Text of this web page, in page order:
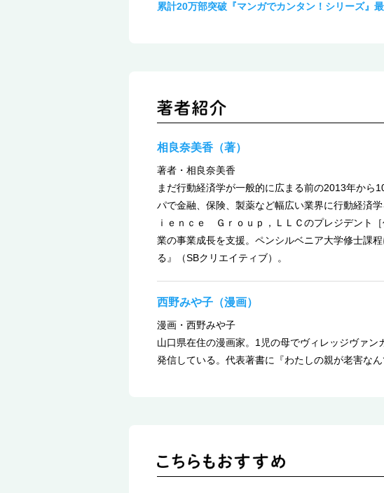
累計20万部突破『マンガでカンタン！シリーズ』
相良奈美香（著）
著者・相良奈美香
まだ行動経済学が一般的に広まる前の2013年から
パで金融、保険、製薬など幅広い業界に行動経済
ｉｅｎｃｅ Ｇｒｏｕｐ，ＬＬＣのプレジデント
業の事業成長を支援。ペンシルベニア大学修士課
る』（SBクリエイティブ）。
西野みや子（漫画）
漫画・西野みや子
山口県在住の漫画家。1児の母でヴィレッジヴァ
発信している。代表著書に『わたしの親が老害な